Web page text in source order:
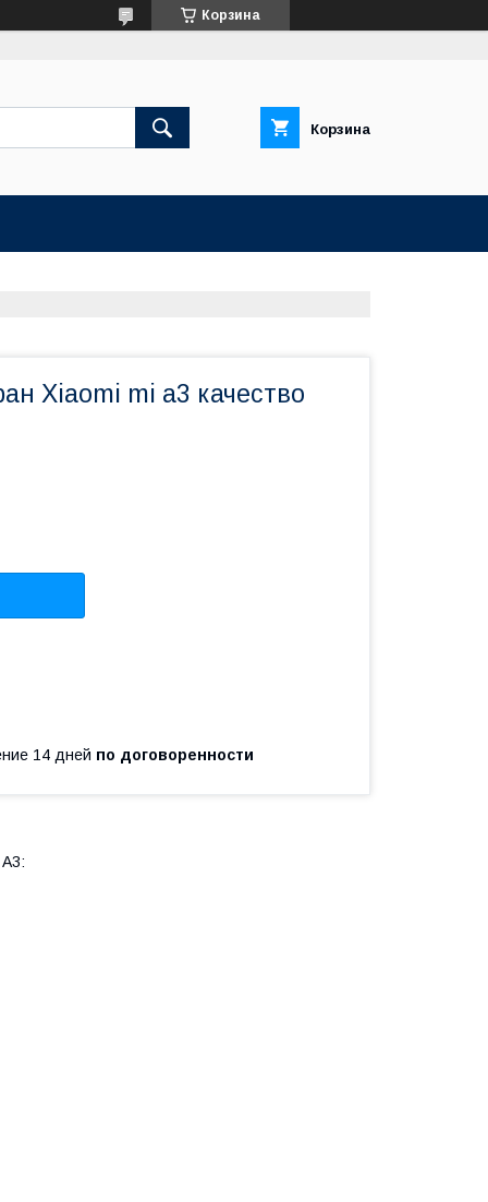
Корзина
Корзина
Xiaomi mi a3 качество
14 дней по договоренности